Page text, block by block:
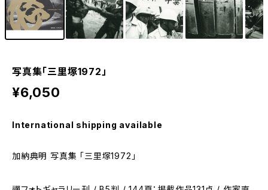
写真集「三里塚1972」
¥6,050
International shipping available
加納典明 写真集 「三里塚1972」